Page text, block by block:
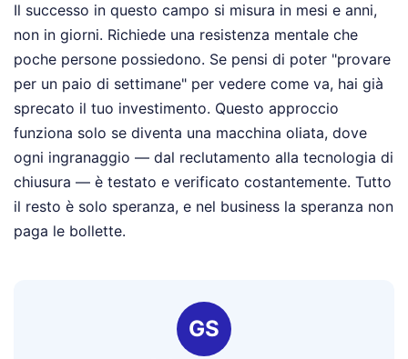
Il successo in questo campo si misura in mesi e anni,
non in giorni. Richiede una resistenza mentale che
poche persone possiedono. Se pensi di poter "provare
per un paio di settimane" per vedere come va, hai già
sprecato il tuo investimento. Questo approccio
funziona solo se diventa una macchina oliata, dove
ogni ingranaggio — dal reclutamento alla tecnologia di
chiusura — è testato e verificato costantemente. Tutto
il resto è solo speranza, e nel business la speranza non
paga le bollette.
GS